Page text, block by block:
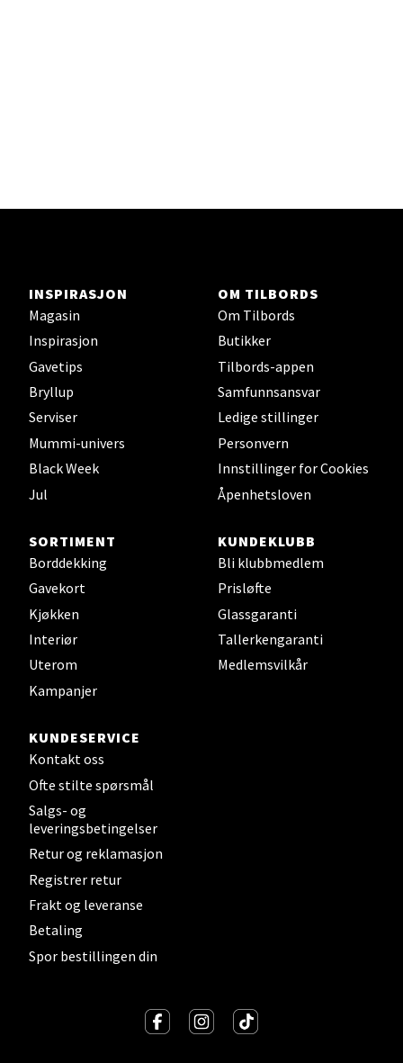
INSPIRASJON
Magasin
Inspirasjon
Gavetips
Bryllup
Serviser
Mummi-univers
Black Week
Jul
OM TILBORDS
Om Tilbords
Butikker
Tilbords-appen
Samfunnsansvar
Ledige stillinger
Personvern
Innstillinger for Cookies
Åpenhetsloven
SORTIMENT
Borddekking
Gavekort
Kjøkken
Interiør
Uterom
Kampanjer
KUNDEKLUBB
Bli klubbmedlem
Prisløfte
Glassgaranti
Tallerkengaranti
Medlemsvilkår
KUNDESERVICE
Kontakt oss
Ofte stilte spørsmål
Salgs- og
leveringsbetingelser
Retur og reklamasjon
Registrer retur
Frakt og leveranse
Betaling
Spor bestillingen din
Harstad - Thon Senter
Åpent i dag 10-20
Velg
Karmsund - Thon Senter Oasen
Austbøvegen 16, 5542 Karmsund
Stavanger og Sandnes - Kilden
Senter
Gartnerveien 16, 4016 Stavanger
Åpent i dag 10-20
Stavanger og Sandnes - Kvadrat
Gamle Stokkavei 1, 4313 Sandnes